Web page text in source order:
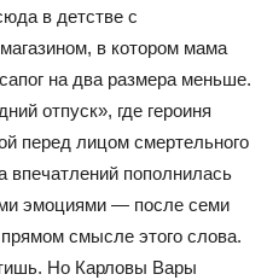
в детстве с
в котором мама
на два размера меньше.
отпуск», где героиня
перед лицом смертельного
впечатлений пополнилась
эмоциями — после семи
смысле этого слова.
Но Карловы Вары